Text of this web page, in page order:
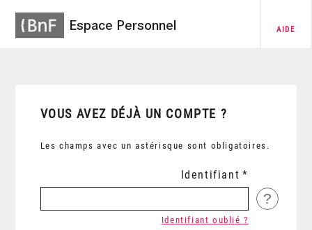
Espace Personnel AIDE
VOUS AVEZ DÉJÀ UN COMPTE ?
Les champs avec un astérisque sont obligatoires.
Identifiant
?
Identifiant oublié ?